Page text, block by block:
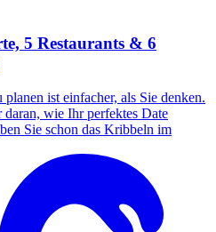
5 Restaurants & 6
ist einfacher, als Sie denken.
wie Ihr perfektes Date
Sie schon das Kribbeln im